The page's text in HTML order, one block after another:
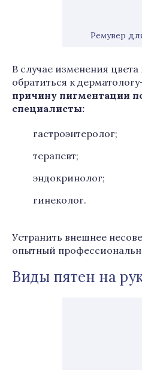
Ремувер
В случае изменения
обратиться к
причину пигментации
специалисты:
гастроэнтеролог;
терапевт;
эндокринолог;
гинеколог.
Устранить внешнее
опытный
Виды пятен на